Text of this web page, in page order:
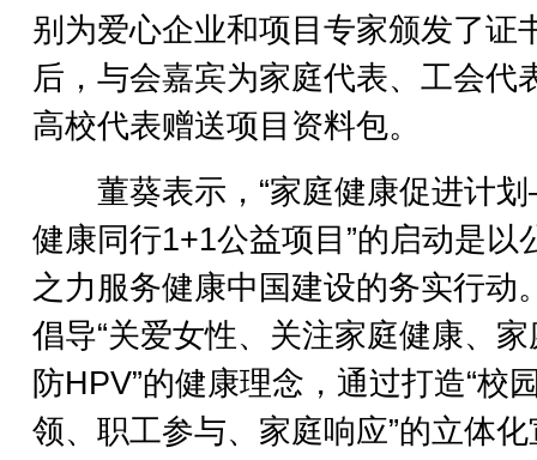
别为爱心企业和项目专家颁发了证
后，与会嘉宾为家庭代表、工会代
高校代表赠送项目资料包。
董葵表示，“家庭健康促进计
健康同行1+1公益项目”的启动是以
之力服务健康中国建设的务实行动
倡导“关爱女性、关注家庭健康、
防HPV”的健康理念，通过打造“校
领、职工参与、家庭响应”的立体